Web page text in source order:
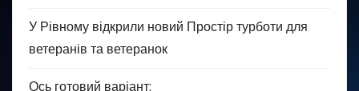
У Рівному відкрили новий Простір турботи для
ветеранів та ветеранок
Ось готовий варіант: